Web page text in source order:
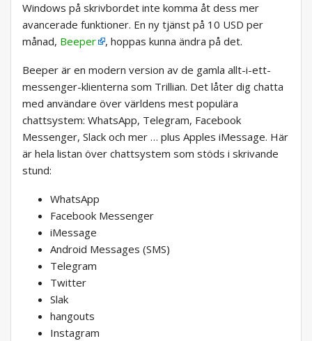
Windows på skrivbordet inte komma åt dess mer
avancerade funktioner. En ny tjänst på 10 USD per
månad, Beeper , hoppas kunna ändra på det.
Beeper är en modern version av de gamla allt-i-ett-
messenger-klienterna som Trillian. Det låter dig chatta
med användare över världens mest populära
chattsystem: WhatsApp, Telegram, Facebook
Messenger, Slack och mer … plus Apples iMessage. Här
är hela listan över chattsystem som stöds i skrivande
stund:
WhatsApp
Facebook Messenger
iMessage
Android Messages (SMS)
Telegram
Twitter
Slak
hangouts
Instagram